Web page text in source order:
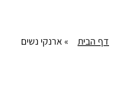
דף הבית » ארנקי נשים